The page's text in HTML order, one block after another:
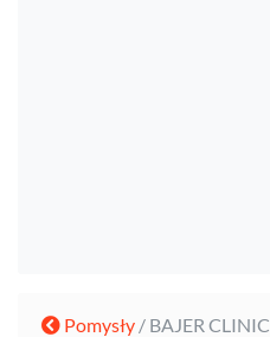
Pomysły / BAJER CLINIC